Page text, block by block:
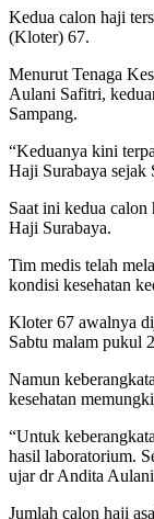
Kedua calon haji
(Kloter) 67.
Menurut Tenaga
Aulani Safitri,
Sampang.
“Keduanya kini
Haji Surabaya sejak
Saat ini kedua
Haji Surabaya.
Tim medis telah
kondisi kesehatan
Kloter 67 awalnya
Sabtu malam pukul
Namun
kesehatan
“Untuk
hasil laboratorium.
ujar dr Andita
Jumlah calon haji